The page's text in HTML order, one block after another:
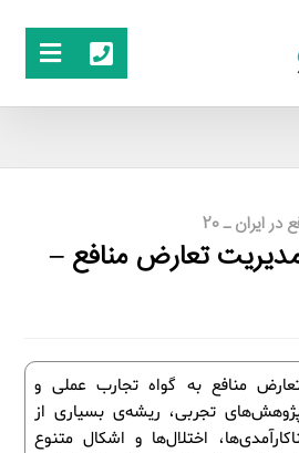
ایران ـ 20
تعارض منافع –
منافع به گواه تجارب عملی و
تجربی، ریشه‌ی بسیاری از
اختلال‌ها و اشکال متنوع